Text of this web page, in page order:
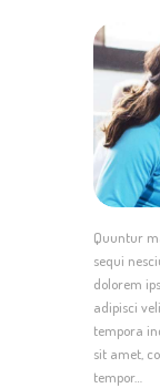
Quuntur
sequi
dolorem
adipisci
tempora
sit amet,
tempor…